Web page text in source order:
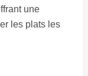
une
les plats les